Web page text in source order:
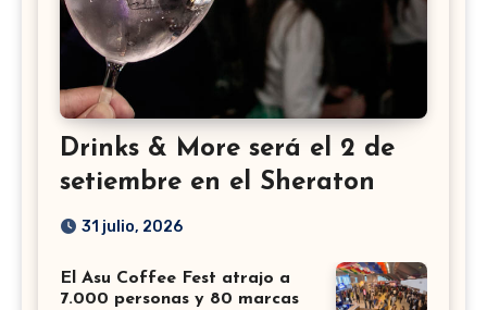
Drinks & More será el 2 de
setiembre en el Sheraton
31 julio, 2026
El Asu Coffee Fest atrajo a
7.000 personas y 80 marcas